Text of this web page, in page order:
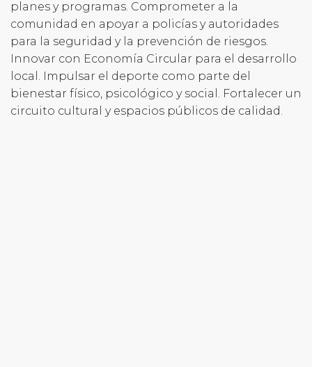
planes y programas. Comprometer a la
comunidad en apoyar a policías y autoridades
para la seguridad y la prevención de riesgos.
Innovar con Economía Circular para el desarrollo
local. Impulsar el deporte como parte del
bienestar físico, psicológico y social. Fortalecer un
circuito cultural y espacios públicos de calidad.